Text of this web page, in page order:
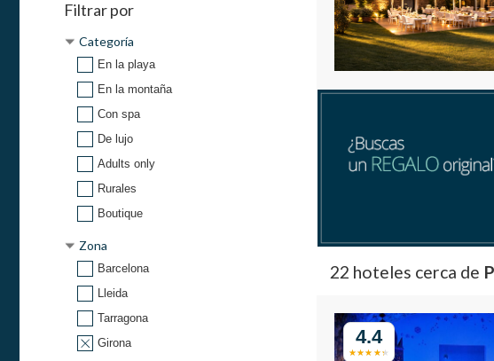
Filtrar por
Categoría
En la playa
En la montaña
Con spa
De lujo
Adults only
Rurales
Boutique
Zona
Barcelona
Lleida
Tarragona
Girona
22 hoteles cerca de
4.4